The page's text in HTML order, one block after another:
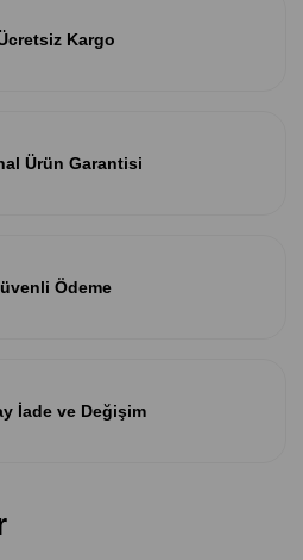
Kargo
Ürün Garantisi
Ödeme
İade ve Değişim